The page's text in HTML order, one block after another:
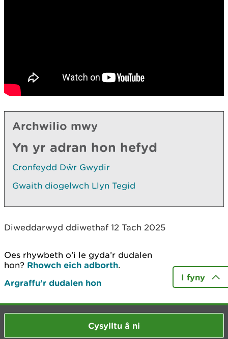
Archwilio mwy
Yn yr adran hon hefyd
Cronfeydd Dŵr Gwydir
Gwaith diogelwch Llyn Tegid
Diweddarwyd ddiwethaf 12 Tach 2025
Oes rhywbeth o’i le gyda’r dudalen
hon? Rhowch eich adborth.
Argraffu’r dudalen hon
I fyny
Cysylltu â ni